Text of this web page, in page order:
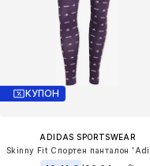
КУПОН
ADIDAS SPORTSWEAR